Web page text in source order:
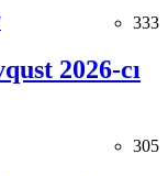
333
2026-cı
305